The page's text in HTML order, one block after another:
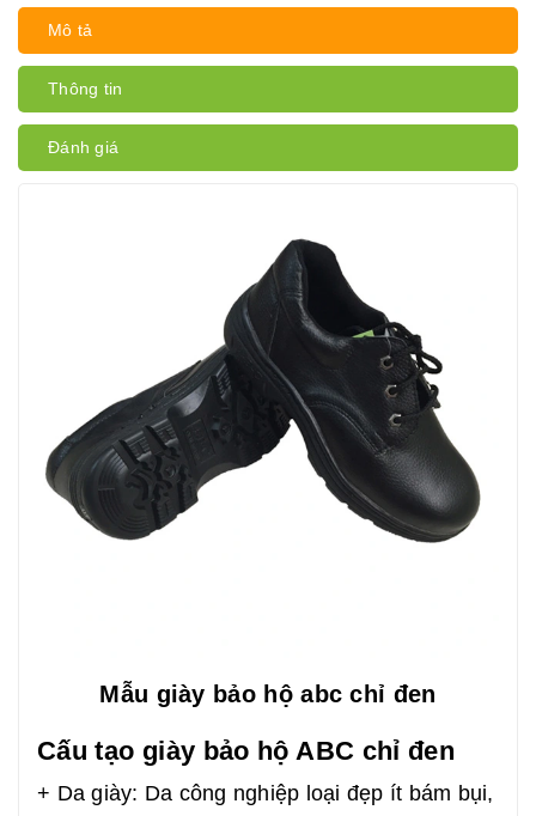
Mô tả
Thông tin
Đánh giá
Mẫu giày bảo hộ abc chỉ đen
Cấu tạo giày bảo hộ ABC chỉ đen
+ Da giày: Da công nghiệp loại đẹp ít bám bụi,